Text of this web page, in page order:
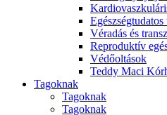
Véradás és
Reproduktív
Védőoltások
Teddy Maci
Tagoknak
Tagoknak
Tagoknak